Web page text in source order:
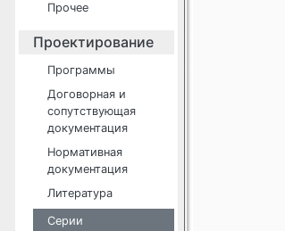
Прочее
Проектирование
Программы
Договорная и
сопутствующая
документация
Нормативная
документация
Литература
Серии